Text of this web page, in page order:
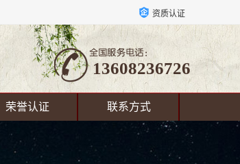
资质认证
13608236726
荣誉认证 联系方式